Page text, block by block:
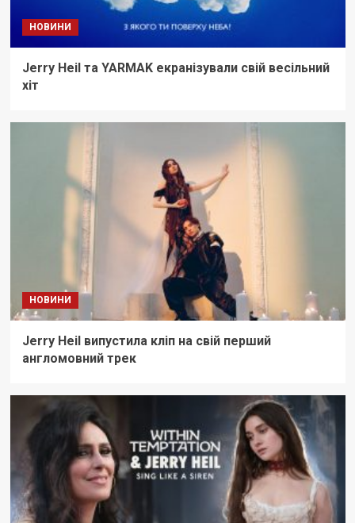
НОВИНИ
Jerry Heil та YARMAK екранізували свій весільний
хіт
НОВИНИ
Jerry Heil випустила кліп на свій перший
англомовний трек